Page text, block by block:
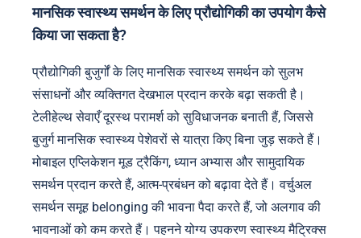
मानसिक स्वास्थ्य समर्थन के लिए प्रौद्योगिकी का उपयोग कैसे
किया जा सकता है?
प्रौद्योगिकी बुजुर्गों के लिए मानसिक स्वास्थ्य समर्थन को सुलभ
संसाधनों और व्यक्तिगत देखभाल प्रदान करके बढ़ा सकती है।
टेलीहेल्थ सेवाएँ दूरस्थ परामर्श को सुविधाजनक बनाती हैं, जिससे
बुजुर्ग मानसिक स्वास्थ्य पेशेवरों से यात्रा किए बिना जुड़ सकते हैं।
मोबाइल एप्लिकेशन मूड ट्रैकिंग, ध्यान अभ्यास और सामुदायिक
समर्थन प्रदान करते हैं, आत्म-प्रबंधन को बढ़ावा देते हैं। वर्चुअल
समर्थन समूह belonging की भावना पैदा करते हैं, जो अलगाव की
भावनाओं को कम करते हैं। पहनने योग्य उपकरण स्वास्थ्य मैट्रिक्स